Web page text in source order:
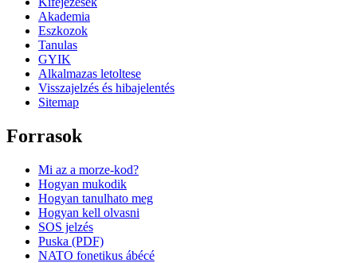
Akademia
Eszkozok
Tanulas
GYIK
Alkalmazas letoltese
Visszajelzés és hibajelentés
Sitemap
Forrasok
Mi az a morze-kod?
Hogyan mukodik
Hogyan tanulhato meg
Hogyan kell olvasni
SOS jelzés
Puska (PDF)
NATO fonetikus ábécé